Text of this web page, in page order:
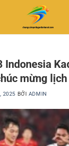
Indonesia
mừng
2025 BỞI ADMIN